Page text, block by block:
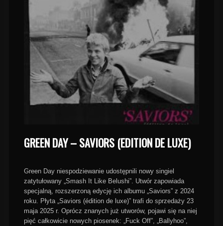
GREEN DAY – SAVIORS (EDITION DE LUXE)
Green Day niespodziewanie udostępnili nowy singiel
zatytułowany „Smash It Like Belushi”. Utwór zapowiada
specjalną, rozszerzoną edycję ich albumu „Saviors” z 2024
roku. Płyta „Saviors (édition de luxe)” trafi do sprzedaży 23
maja 2025 r. Oprócz znanych już utworów, pojawi się na niej
pięć całkowicie nowych piosenek: „Fuck Off”, „Ballyhoo”,